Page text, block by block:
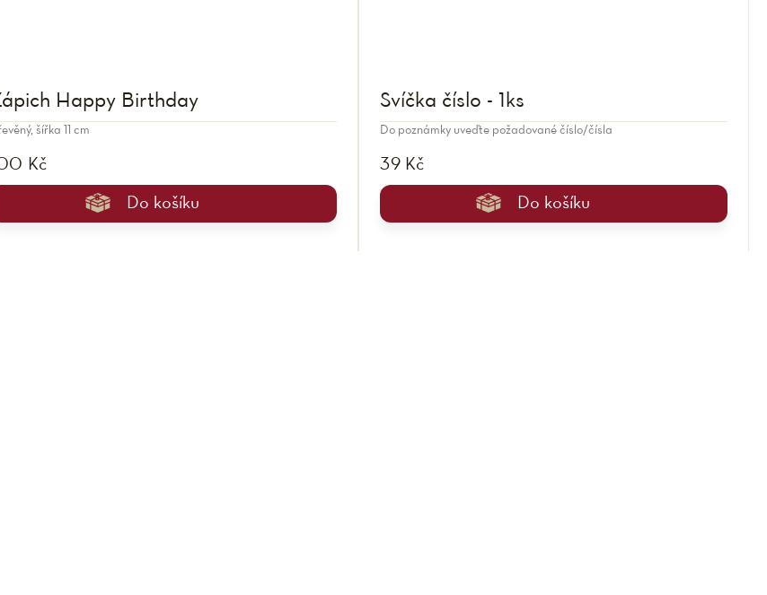
Happy Birthday
Kč
Do košíku
šířka 11 cm
Svíčka číslo - 1ks
39 Kč
Do košíku
Do poznámky uveďte požadované číslo/čísla